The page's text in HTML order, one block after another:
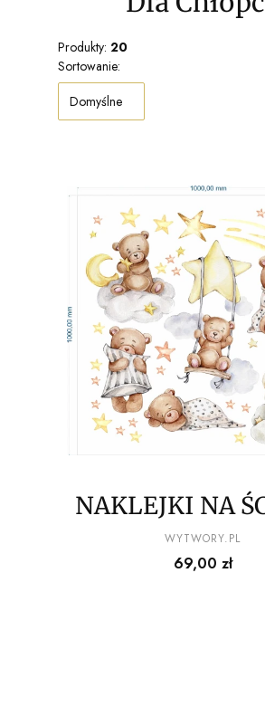
Produkty: 20
Lista produktów
Sortowanie:
Domyślne
NAKLEJKI NA
misiowe figle
100x100cm
PRODUCENT
WYTWORY.PL
Cena
69,00 zł